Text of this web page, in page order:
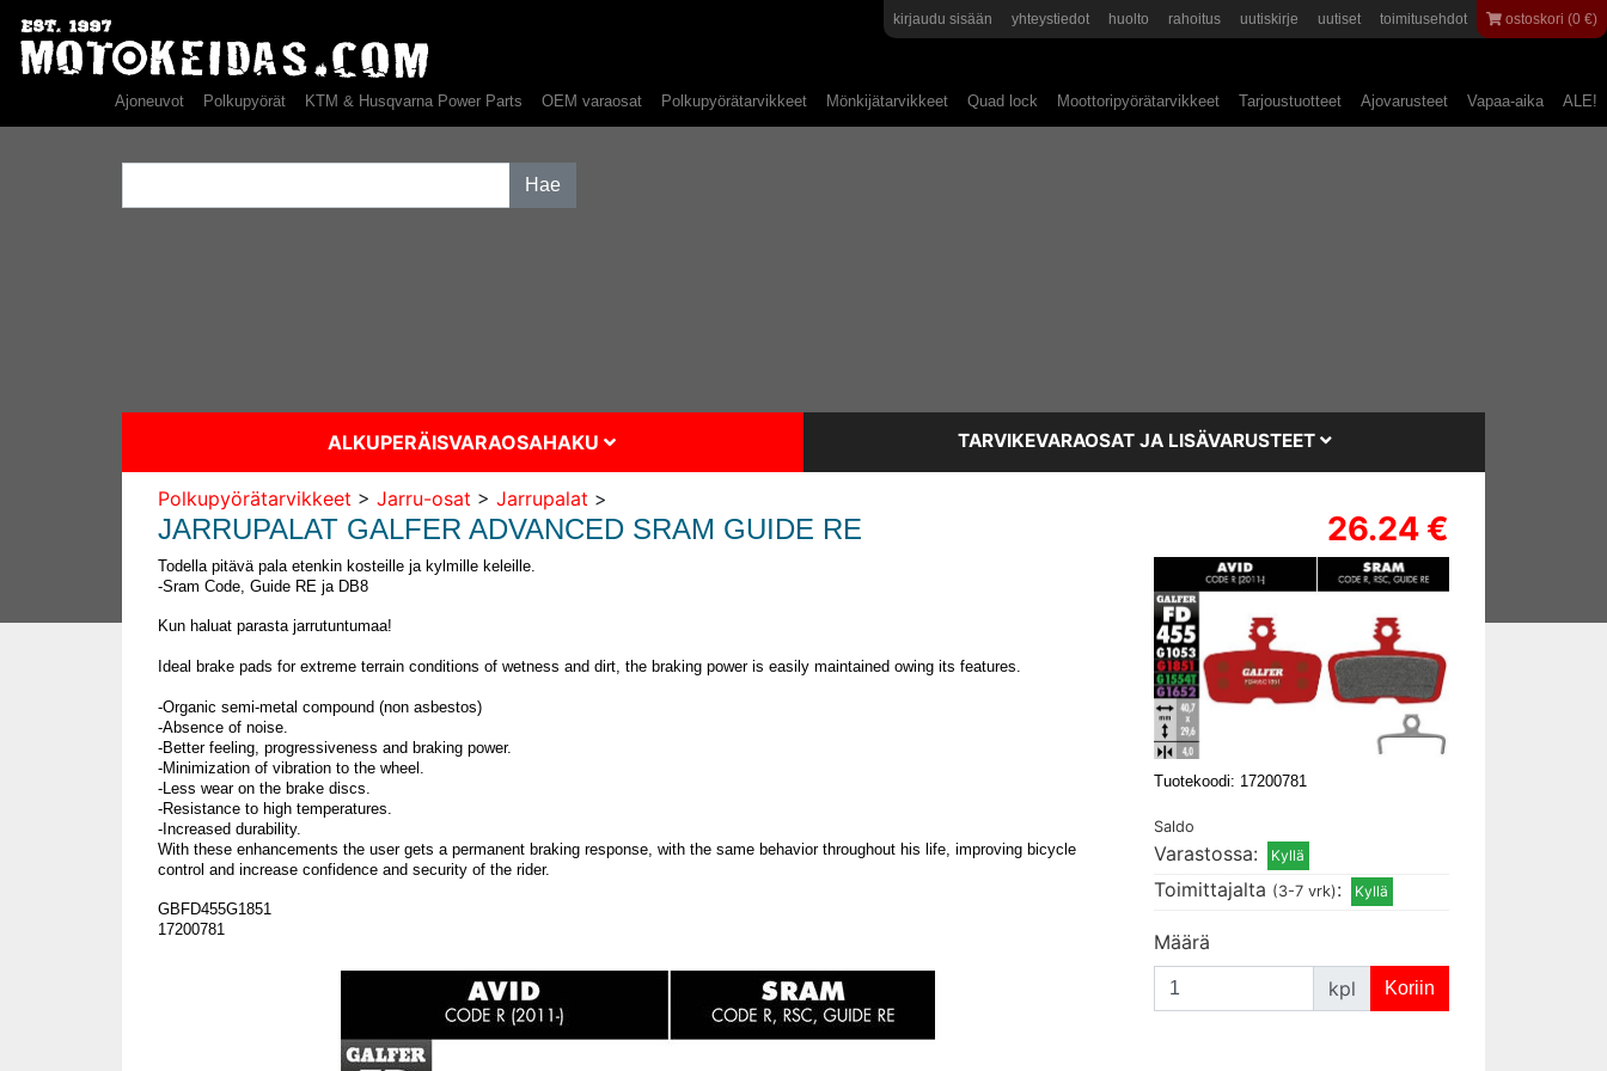
kirjaudu sisään yhteystiedot huolto rahoitus uutiskirje uutiset toimitusehdot ostoskori (0 €)
Ajoneuvot Polkupyörät KTM & Husqvarna Power Parts OEM varaosat Polkupyörätarvikkeet Mönkijätarvikkeet Quad lock Moottoripyörätarvikkeet Tarjoustuotteet Ajovarusteet Vapaa-aika ALE!
ALKUPERÄISVARAOSAHAKU TARVIKEVARAOSAT JA LISÄVARUSTEET
Polkupyörätarvikkeet > Jarru-osat > Jarrupalat >
JARRUPALAT GALFER ADVANCED SRAM GUIDE RE
Todella pitävä pala etenkin kosteille ja kylmille keleille.
-Sram Code, Guide RE ja DB8
Kun haluat parasta jarrutuntumaa!
Ideal brake pads for extreme terrain conditions of wetness and dirt, the braking power is easily maintained owing its features.
-Organic semi-metal compound (non asbestos)
-Absence of noise.
-Better feeling, progressiveness and braking power.
-Minimization of vibration to the wheel.
-Less wear on the brake discs.
-Resistance to high temperatures.
-Increased durability.
With these enhancements the user gets a permanent braking response, with the same behavior throughout his life, improving bicycle
control and increase confidence and security of the rider.
GBFD455G1851
17200781
26.24 €
Tuotekoodi: 17200781
Saldo
Varastossa:
Toimittajalta (3-7 vrk):
Määrä
kpl